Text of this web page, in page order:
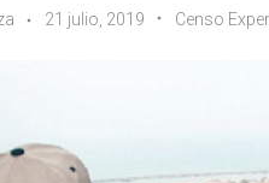
21 julio, 2019 Censo